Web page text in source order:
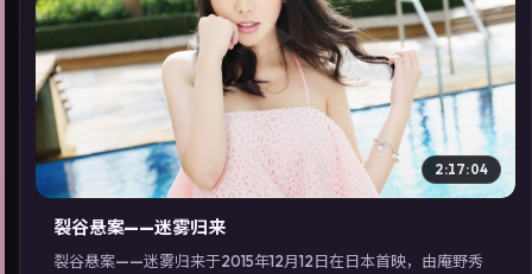
▶
2:17:04
裂谷悬案——迷雾归来
裂谷悬案——迷雾归来于2015年12月12日在日本首映，由庵野秀